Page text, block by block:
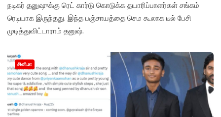
நடிகர் தனுஷுக்கு ரெட் கார்டு கொடுக்க தயாரிப்பாளர்கள் சங்கம்
ரெடியாக இருந்தது. இந்த பஞ்சாயத்தை செம கூலாக டீல் பேசி
முடித்துவிட்டாராம் தனுஷ்.
சினிமா